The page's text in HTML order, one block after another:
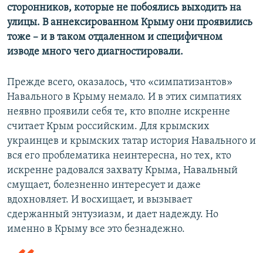
сторонников, которые не побоялись выходить на
улицы. В аннексированном Крыму они проявились
тоже – и в таком отдаленном и специфичном
изводе много чего диагностировали.
Прежде всего, оказалось, что «симпатизантов»
Навального в Крыму немало. И в этих симпатиях
неявно проявили себя те, кто вполне искренне
считает Крым российским. Для крымских
украинцев и крымских татар история Навального и
вся его проблематика неинтересна, но тех, кто
искренне радовался захвату Крыма, Навальный
смущает, болезненно интересует и даже
вдохновляет. И восхищает, и вызывает
сдержанный энтузиазм, и дает надежду. Но
именно в Крыму все это безнадежно.